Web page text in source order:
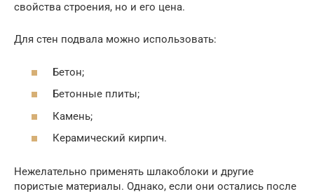
свойства строения, но и его цена.
Для стен подвала можно использовать:
Бетон;
Бетонные плиты;
Камень;
Керамический кирпич.
Нежелательно применять шлакоблоки и другие
пористые материалы. Однако, если они остались после